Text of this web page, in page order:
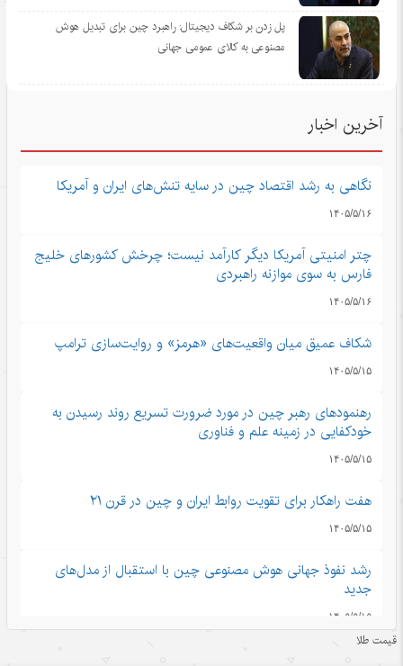
پل زدن بر شکاف دیجیتال: راهبرد چین برای تبدیل هوش
مصنوعی به کالای عمومی جهانی
آخرین اخبار
نگاهی به رشد اقتصاد چین در سایه تنش‌های ایران و آمریکا
۱۴۰۵/۵/۱۶
چتر امنیتی آمریکا دیگر کارآمد نیست؛ چرخش کشورهای خلیج
فارس به سوی موازنه راهبردی
۱۴۰۵/۵/۱۶
شکاف عمیق میان واقعیت‌های «هرمز» و روایت‌سازی ترامپ
۱۴۰۵/۵/۱۵
رهنمودهای رهبر چین در مورد ضرورت تسریع روند رسیدن به
خودکفایی در زمینه علم و فناوری
۱۴۰۵/۵/۱۵
هفت راهکار برای تقویت روابط ایران و چین در قرن ۲۱
۱۴۰۵/۵/۱۵
رشد نفوذ جهانی هوش مصنوعی چین با استقبال از مدل‌های
جدید
۱۴۰۵/۵/۱۵
قیمت طلا